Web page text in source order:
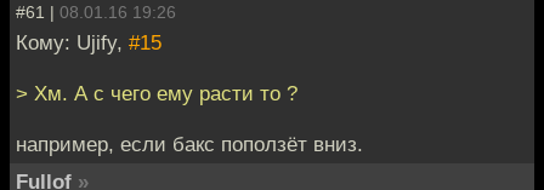
#61 | 08.01.16 19:26
Кому: Ujify, #15
> Хм. А с чего ему расти то ?
например, если бакс поползёт вниз.
Fullof »